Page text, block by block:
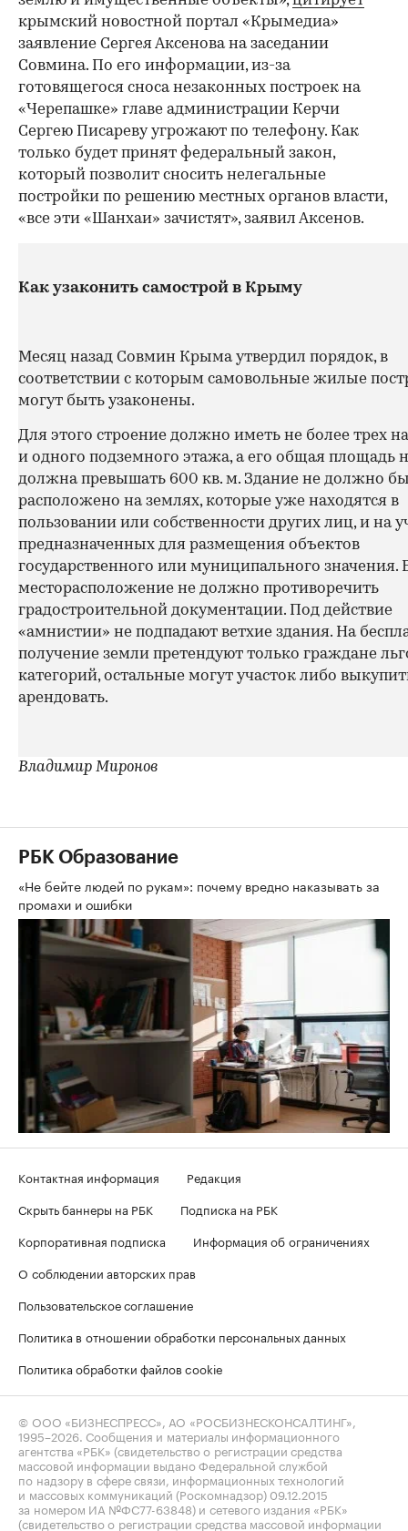
крымский новостной портал «Крымедиа»
заявление Сергея Аксенова на заседании
Совмина. По его информации, из-за
готовящегося сноса незаконных построек на
«Черепашке» главе администрации Керчи
Сергею Писареву угрожают по телефону. Как
только будет принят федеральный закон,
который позволит сносить нелегальные
постройки по решению местных органов власти,
«все эти «Шанхаи» зачистят», заявил Аксенов.
Как узаконить самострой в Крыму
Месяц назад Совмин Крыма утвердил порядок, в
соответствии с которым самовольные жилые
могут быть узаконены.
Для этого строение должно иметь не более трех
и одного подземного этажа, а его общая площадь
должна превышать 600 кв. м. Здание не должно
расположено на землях, которые уже находятся в
пользовании или собственности других лиц, и на
предназначенных для размещения объектов
государственного или муниципального значения.
месторасположение не должно противоречить
градостроительной документации. Под действие
«амнистии» не подпадают ветхие здания. На
получение земли претендуют только граждане
категорий, остальные могут участок либо
арендовать.
Владимир Миронов
РБК Образование
«Не бейте людей по рукам»: почему вредно наказывать за
промахи и ошибки
Контактная информация
Редакция
Скрыть баннеры на РБК
Подписка на РБК
Корпоративная подписка
Информация об ограничениях
О соблюдении авторских прав
Пользовательское соглашение
Политика в отношении обработки персональных данных
Политика обработки файлов cookie
© ООО «БИЗНЕСПРЕСС», АО «РОСБИЗНЕСКОНСАЛТИНГ»,
1995–2026 . Сообщения и материалы информационного
агентства «РБК» (свидетельство о регистрации средства
массовой информации выдано Федеральной службой
по надзору в сфере связи, информационных технологий
и массовых коммуникаций (Роскомнадзор) 09.12.2015
за номером ИА №ФС77-63848) и сетевого издания «РБК»
(свидетельство о регистрации средства массовой информации